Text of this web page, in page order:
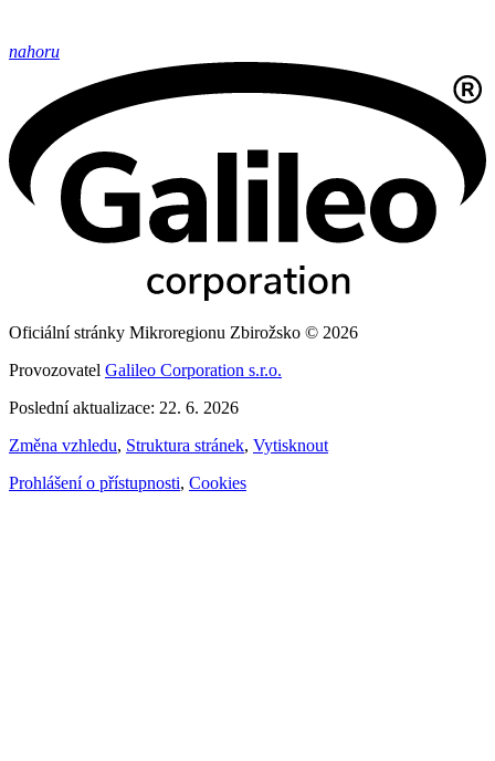
nahoru
Oficiální stránky Mikroregionu Zbirožsko © 2026
Provozovatel Galileo Corporation s.r.o.
Poslední aktualizace: 22. 6. 2026
Změna vzhledu, Struktura stránek, Vytisknout
Prohlášení o přístupnosti, Cookies